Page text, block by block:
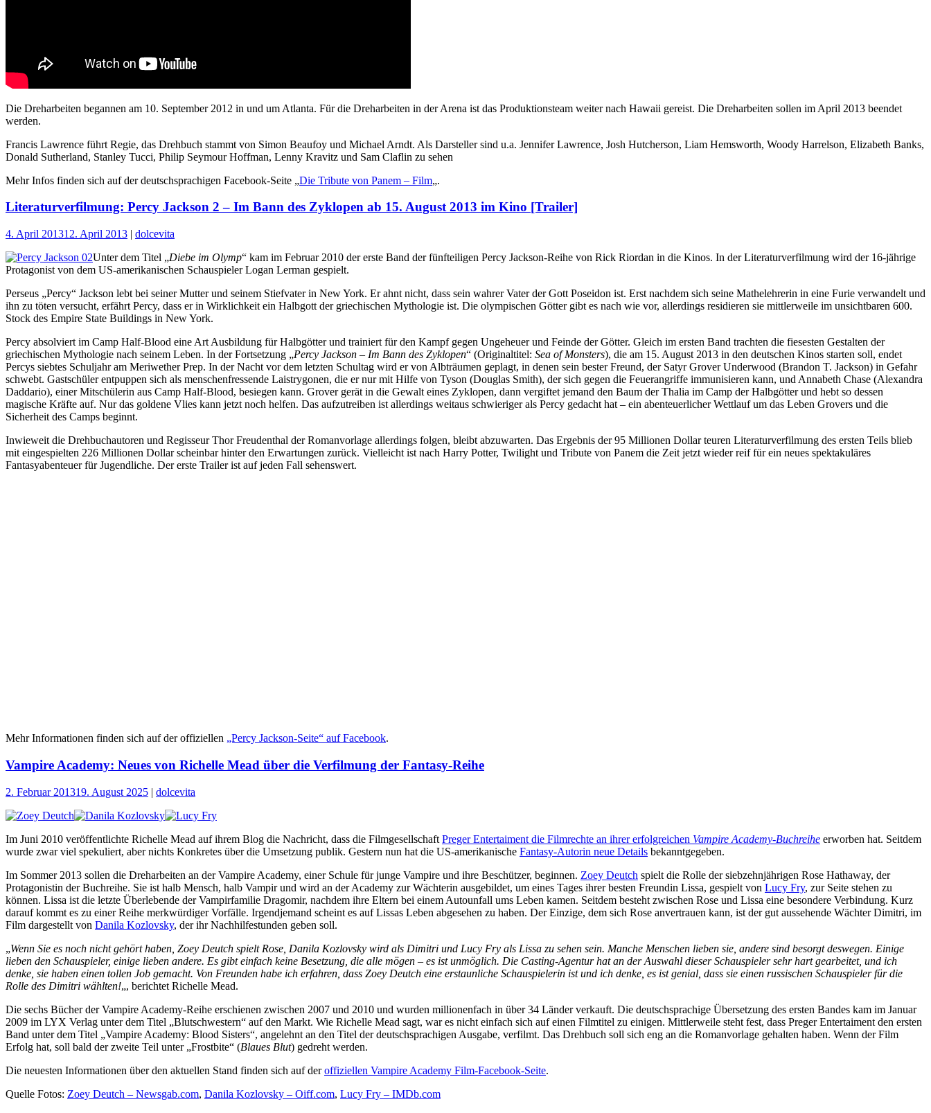
Die Dreharbeiten begannen am 10. September 2012 in und um Atlanta. Für die Dreharbeiten in der Arena ist das Produktionsteam weiter nach Hawaii gereist. Die Dreharbeiten sollen im April 2013 beendet
werden.
Francis Lawrence führt Regie, das Drehbuch stammt von Simon Beaufoy und Michael Arndt. Als Darsteller sind u.a. Jennifer Lawrence, Josh Hutcherson, Liam Hemsworth, Woody Harrelson, Elizabeth Banks,
Donald Sutherland, Stanley Tucci, Philip Seymour Hoffman, Lenny Kravitz und Sam Claflin zu sehen
Mehr Infos finden sich auf der deutschsprachigen Facebook-Seite „Die Tribute von Panem – Film„.
Literaturverfilmung: Percy Jackson 2 – Im Bann des Zyklopen ab 15. August 2013 im Kino [Trailer]
4. April 201312. April 2013 | dolcevita
Unter dem Titel „Diebe im Olymp“ kam im Februar 2010 der erste Band der fünfteiligen Percy Jackson-Reihe von Rick Riordan in die Kinos. In der Literaturverfilmung wird der 16-jährige
Protagonist von dem US-amerikanischen Schauspieler Logan Lerman gespielt.
Perseus „Percy“ Jackson lebt bei seiner Mutter und seinem Stiefvater in New York. Er ahnt nicht, dass sein wahrer Vater der Gott Poseidon ist. Erst nachdem sich seine Mathelehrerin in eine Furie verwandelt und
ihn zu töten versucht, erfährt Percy, dass er in Wirklichkeit ein Halbgott der griechischen Mythologie ist. Die olympischen Götter gibt es nach wie vor, allerdings residieren sie mittlerweile im unsichtbaren 600.
Stock des Empire State Buildings in New York.
Percy absolviert im Camp Half-Blood eine Art Ausbildung für Halbgötter und trainiert für den Kampf gegen Ungeheuer und Feinde der Götter. Gleich im ersten Band trachten die fiesesten Gestalten der
griechischen Mythologie nach seinem Leben. In der Fortsetzung „Percy Jackson – Im Bann des Zyklopen“ (Originaltitel: Sea of Monsters), die am 15. August 2013 in den deutschen Kinos starten soll, endet
Percys siebtes Schuljahr am Meriwether Prep. In der Nacht vor dem letzten Schultag wird er von Albträumen geplagt, in denen sein bester Freund, der Satyr Grover Underwood (Brandon T. Jackson) in Gefahr
schwebt. Gastschüler entpuppen sich als menschenfressende Laistrygonen, die er nur mit Hilfe von Tyson (Douglas Smith), der sich gegen die Feuerangriffe immunisieren kann, und Annabeth Chase (Alexandra
Daddario), einer Mitschülerin aus Camp Half-Blood, besiegen kann. Grover gerät in die Gewalt eines Zyklopen, dann vergiftet jemand den Baum der Thalia im Camp der Halbgötter und hebt so dessen
magische Kräfte auf. Nur das goldene Vlies kann jetzt noch helfen. Das aufzutreiben ist allerdings weitaus schwieriger als Percy gedacht hat – ein abenteuerlicher Wettlauf um das Leben Grovers und die
Sicherheit des Camps beginnt.
Inwieweit die Drehbuchautoren und Regisseur Thor Freudenthal der Romanvorlage allerdings folgen, bleibt abzuwarten. Das Ergebnis der 95 Millionen Dollar teuren Literaturverfilmung des ersten Teils blieb
mit eingespielten 226 Millionen Dollar scheinbar hinter den Erwartungen zurück. Vielleicht ist nach Harry Potter, Twilight und Tribute von Panem die Zeit jetzt wieder reif für ein neues spektakuläres
Fantasyabenteuer für Jugendliche. Der erste Trailer ist auf jeden Fall sehenswert.
Mehr Informationen finden sich auf der offiziellen „Percy Jackson-Seite“ auf Facebook.
Vampire Academy: Neues von Richelle Mead über die Verfilmung der Fantasy-Reihe
2. Februar 201319. August 2025 | dolcevita
Im Juni 2010 veröffentlichte Richelle Mead auf ihrem Blog die Nachricht, dass die Filmgesellschaft Preger Entertaiment die Filmrechte an ihrer erfolgreichen Vampire Academy-Buchreihe erworben hat. Seitdem
wurde zwar viel spekuliert, aber nichts Konkretes über die Umsetzung publik. Gestern nun hat die US-amerikanische Fantasy-Autorin neue Details bekanntgegeben.
Im Sommer 2013 sollen die Dreharbeiten an der Vampire Academy, einer Schule für junge Vampire und ihre Beschützer, beginnen. Zoey Deutch spielt die Rolle der siebzehnjährigen Rose Hathaway, der
Protagonistin der Buchreihe. Sie ist halb Mensch, halb Vampir und wird an der Academy zur Wächterin ausgebildet, um eines Tages ihrer besten Freundin Lissa, gespielt von Lucy Fry, zur Seite stehen zu
können. Lissa ist die letzte Überlebende der Vampirfamilie Dragomir, nachdem ihre Eltern bei einem Autounfall ums Leben kamen. Seitdem besteht zwischen Rose und Lissa eine besondere Verbindung. Kurz
darauf kommt es zu einer Reihe merkwürdiger Vorfälle. Irgendjemand scheint es auf Lissas Leben abgesehen zu haben. Der Einzige, dem sich Rose anvertrauen kann, ist der gut aussehende Wächter Dimitri, im
Film dargestellt von Danila Kozlovsky, der ihr Nachhilfestunden geben soll.
„Wenn Sie es noch nicht gehört haben, Zoey Deutch spielt Rose, Danila Kozlovsky wird als Dimitri und Lucy Fry als Lissa zu sehen sein. Manche Menschen lieben sie, andere sind besorgt deswegen. Einige
lieben den Schauspieler, einige lieben andere. Es gibt einfach keine Besetzung, die alle mögen – es ist unmöglich. Die Casting-Agentur hat an der Auswahl dieser Schauspieler sehr hart gearbeitet, und ich
denke, sie haben einen tollen Job gemacht. Von Freunden habe ich erfahren, dass Zoey Deutch eine erstaunliche Schauspielerin ist und ich denke, es ist genial, dass sie einen russischen Schauspieler für die
Rolle des Dimitri wählten!„, berichtet Richelle Mead.
Die sechs Bücher der Vampire Academy-Reihe erschienen zwischen 2007 und 2010 und wurden millionenfach in über 34 Länder verkauft. Die deutschsprachige Übersetzung des ersten Bandes kam im Januar
2009 im LYX Verlag unter dem Titel „Blutschwestern“ auf den Markt. Wie Richelle Mead sagt, war es nicht einfach sich auf einen Filmtitel zu einigen. Mittlerweile steht fest, dass Preger Entertaiment den ersten
Band unter dem Titel „Vampire Academy: Blood Sisters“, angelehnt an den Titel der deutschsprachigen Ausgabe, verfilmt. Das Drehbuch soll sich eng an die Romanvorlage gehalten haben. Wenn der Film
Erfolg hat, soll bald der zweite Teil unter „Frostbite“ (Blaues Blut) gedreht werden.
Die neuesten Informationen über den aktuellen Stand finden sich auf deroffiziellen Vampire Academy Film-Facebook-Seite.
Quelle Fotos: Zoey Deutch – Newsgab.com, Danila Kozlovsky – Oiff.com, Lucy Fry – IMDb.com